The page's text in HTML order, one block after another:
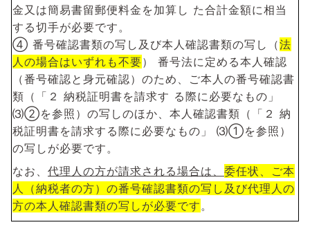
金又は簡易書留郵便料金を加算し た合計金額に相当
する切手が必要です。
④ 番号確認書類の写し及び本人確認書類の写し（法
人の場合はいずれも不要） 番号法に定める本人確認
（番号確認と身元確認）のため、ご本人の番号確認書
類（「２ 納税証明書を請求す る際に必要なもの」
⑶②を参照）の写しのほか、本人確認書類（「２ 納
税証明書を請求する際に必要なもの」 ⑶①を参照）
の写しが必要です。
なお、 代理人の方が請求される場合は、 委任状、ご本
人（納税者の方）の番号確認書類の写し及び代理人の
方の本人確認書類の写しが必要です 。